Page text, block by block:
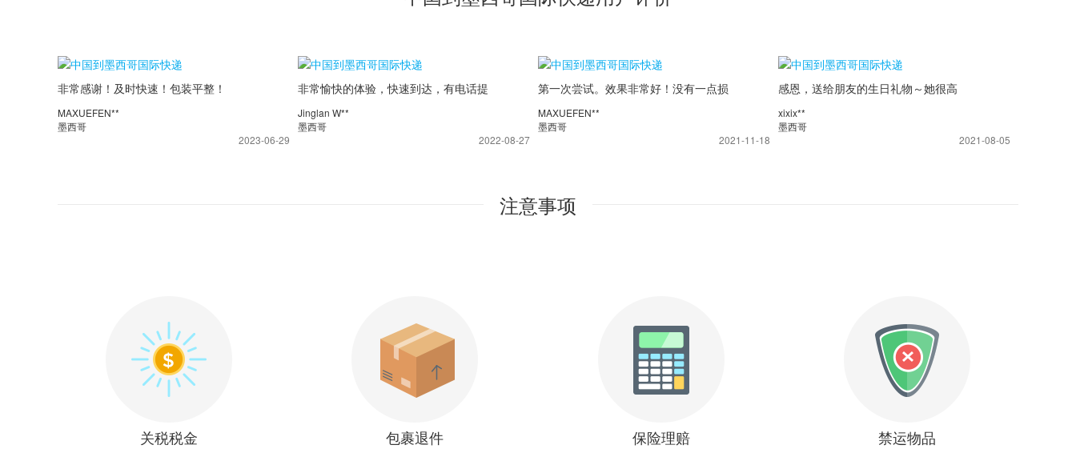
非常感谢！及时快速！包装平整！
MAXUEFEN**
墨西哥
2023-06-29
非常愉快的体验，快速到达，有电话提
Jinglan W**
墨西哥
2022-08-27
第一次尝试。效果非常好！没有一点损
多！
MAXUEFEN**
墨西哥
2021-11-18
感恩，送给朋友的生日礼物～她很高
xixix**
墨西哥
2021-08-05
注意事项
关税税金 包裹退件 保险理赔 禁运物品